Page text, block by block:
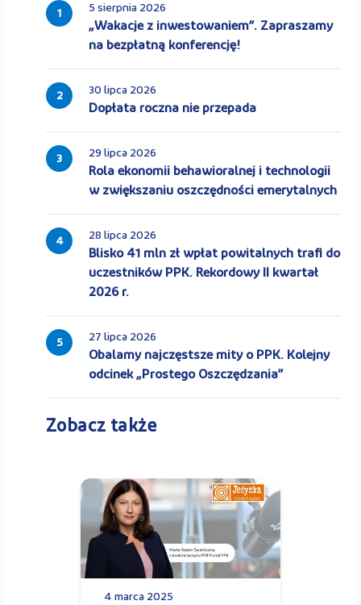
1 5 sierpnia 2026
„Wakacje z inwestowaniem”. Zapraszamy
na bezpłatną konferencję!
2 30 lipca 2026
Dopłata roczna nie przepada
3 29 lipca 2026
Rola ekonomii behawioralnej i technologii
w zwiększaniu oszczędności emerytalnych
4 28 lipca 2026
Blisko 41 mln zł wpłat powitalnych trafi do
uczestników PPK. Rekordowy II kwartał
2026 r.
5 27 lipca 2026
Obalamy najczęstsze mity o PPK. Kolejny
odcinek „Prostego Oszczędzania”
Zobacz także
4 marca 2025